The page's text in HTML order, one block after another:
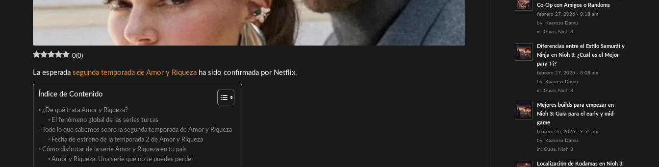
0(0)
La esperada segunda temporada de Amor y Riqueza ha sido confirmada por Netflix.
Índice de Contenido
¿De qué trata Amor y Riqueza?
El fenómeno global de las series turcas
Todo lo que sabemos sobre la segunda temporada de Amor y Riqueza
Fecha de estreno de la temporada 2 de Amor y Riqueza
Cómo disfrutar de la serie Amor y Riqueza en tu país
Amor y Riqueza: Una serie que no te puedes perder
Co-Op con Amigos o Randoms
febrero 27, 2026 - 8:18 am
by: Kaarosu Damu
in: Guías, Nioh 3
Diferencias entre el Estilo Samurái y
Ninja en Nioh 3: ¿Cuál es el Mejor
para Ti?
febrero 27, 2026 - 8:08 am
by: Kaarosu Damu
in: Guías, Nioh 3
Mejores builds para empezar en
Nioh 3: Guía para el early y mid-
game
febrero 26, 2026 - 9:51 am
by: Kaarosu Damu
in: Guías, Nioh 3
Localización de Kodamas en Nioh 3: